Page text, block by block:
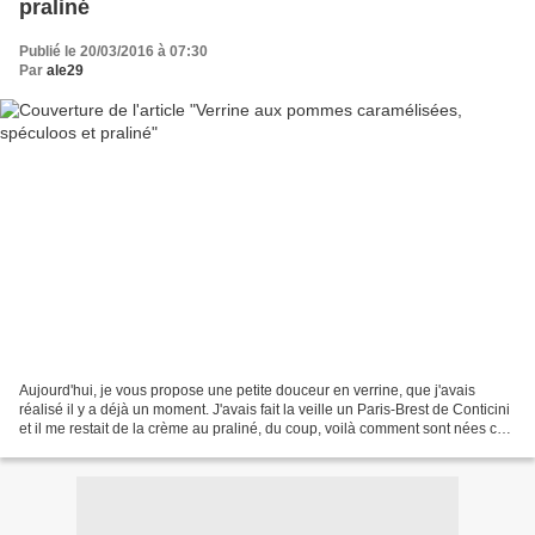
praliné
Publié le 20/03/2016 à 07:30
Par ale29
Aujourd'hui, je vous propose une petite douceur en verrine, que j'avais
réalisé il y a déjà un moment. J'avais fait la veille un Paris-Brest de Conticini
et il me restait de la crème au praliné, du coup, voilà comment sont nées ces